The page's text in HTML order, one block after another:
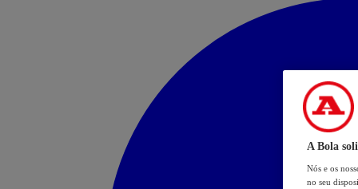
A Bola
Nós e os
no seu